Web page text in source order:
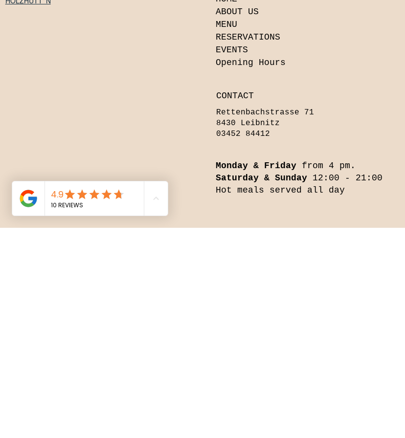
ABOUT US
MENU
RESERVATIONS
EVENTS
Opening Hours
CONTACT
Rettenbachstrasse 71
8430 Leibnitz
03452 84412
Monday & Fridayfrom 4 pm.
Saturday & Sunday12:00 - 21:00
Hot meals served all day